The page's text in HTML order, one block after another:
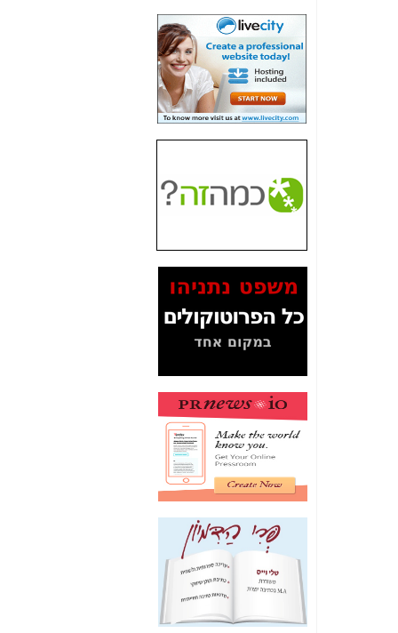
חשיפה: איוב קרא
אישר לקבוצת סלקום
בדיוק מה שביבי אישר
כאן
האם השר איוב קרא
האם ביבי וקרא קבלו
בכלל תמורה עבור
Yes (תיק 4000)
מוכיחים "תפירת תיק"
לאיש הלא נכון! -כאן
המוסתרים מהציבור:
האם ביבי כשר
תקשורת עזר לקב'
בזק? -כאן
מה מקור ה-Fake
News שהביא לתפירת
תיק לביבי והעלמת
החשודים הנכונים -כאן
אחת הרגליים של "תיק
4000 התפור"
התמוטטה היום
בניצחון (כפול) של בזק
כאן
איך כתבות מפנקות